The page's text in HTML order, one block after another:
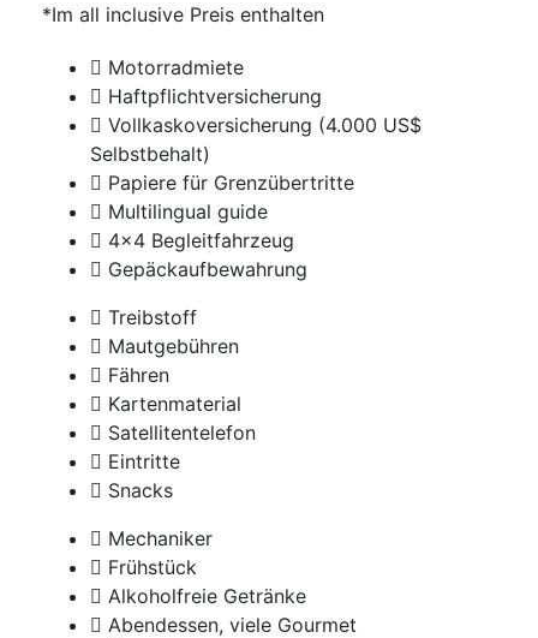
*Im all inclusive Preis enthalten
Motorradmiete
Haftpflichtversicherung
Vollkaskoversicherung (4.000 US$
Selbstbehalt)
Papiere für Grenzübertritte
Multilingual guide
4x4 Begleitfahrzeug
Gepäckaufbewahrung
Treibstoff
Mautgebühren
Fähren
Kartenmaterial
Satellitentelefon
Eintritte
Snacks
Mechaniker
Frühstück
Alkoholfreie Getränke
Abendessen, viele Gourmet